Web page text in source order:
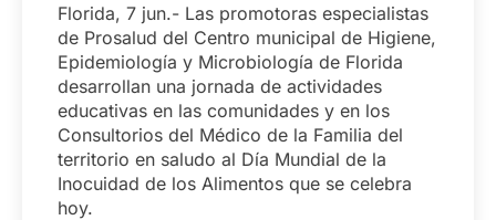
Florida, 7 jun.- Las promotoras especialistas
de Prosalud del Centro municipal de Higiene,
Epidemiología y Microbiología de Florida
desarrollan una jornada de actividades
educativas en las comunidades y en los
Consultorios del Médico de la Familia del
territorio en saludo al Día Mundial de la
Inocuidad de los Alimentos que se celebra
hoy.